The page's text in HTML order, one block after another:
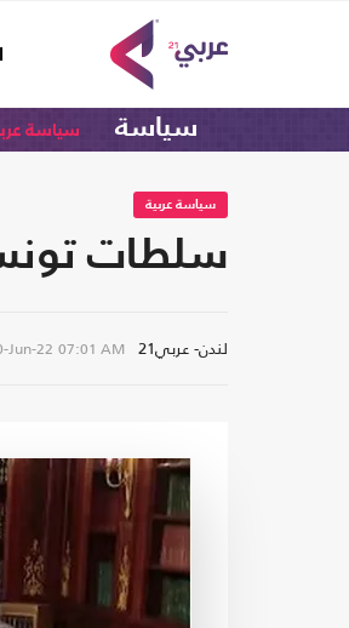
سياسة سياسة
سياسة عربية
سلطات تونس
لندن- عربي21 Jun-22 07:01 AM